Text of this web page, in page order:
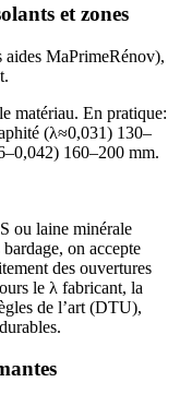
et zones
MaPrimeRénov),
matériau. En pratique:
(λ≈0,031) 130–
160–200 mm.
ou laine minérale
on accepte
des ouvertures
le λ fabricant, la
de l’art (DTU),